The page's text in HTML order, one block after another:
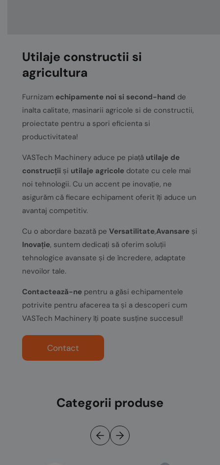
Utilaje constructii si
agricultura
Furnizam echipamente noi si second-hand de
inalta calitate, masinarii agricole si de constructii,
proiectate pentru a spori eficienta si
productivitatea!
VASTech Machinery aduce pe piață utilaje de
construcții și utilaje agricole dotate cu cele mai
noi tehnologii. Cu un accent pe inovație, ne
asigurăm că fiecare echipament oferit îți aduce un
avantaj competitiv.
Cu o abordare bazată pe Versatilitate,Avansare și
Inovație, suntem dedicați să oferim soluții
tehnologice avansate și de încredere, adaptate
nevoilor tale.
Contactează-ne pentru a găsi echipamentele
potrivite pentru afacerea ta și a descoperi cum
VASTech Machinery îți poate susține succesul!
Contact
Categorii produse